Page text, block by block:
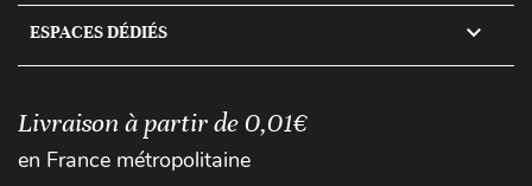
ESPACES DÉDIÉS 
Livraison à partir de 0,01€
en France métropolitaine